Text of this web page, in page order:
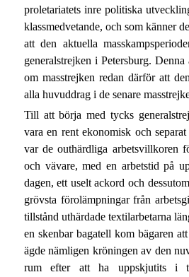
proletariatets inre politiska
klassmedvetande, och som känner
att den aktuella
generalstrejken i Petersburg.
om masstrejken redan därför att
alla huvuddrag i de senare
Till att börja med tycks
vara en rent ekonomisk och
var de outhärdliga arbetsvillkoren
och vävare, med en arbetstid på
dagen, ett uselt ackord och
grövsta förolämpningar från
tillstånd uthärdade textilarbetarna
en skenbar bagatell kom bägaren
ägde nämligen kröningen av den
rum efter att ha uppskjutits i